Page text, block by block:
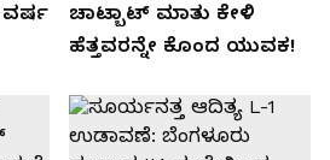
ವರ್ಷ
ಚಾಟ್ಬಾಟ್ ಮಾತು ಕೇಳಿ
ಹೆತ್ತವರನ್ನೇ ಕೊಂದ ಯುವಕ!